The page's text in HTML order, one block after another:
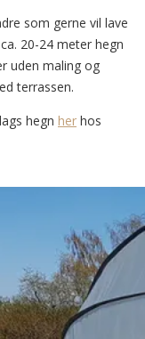
som gerne vil lave
20-24 meter hegn
uden maling og
terrassen.
hegn her hos